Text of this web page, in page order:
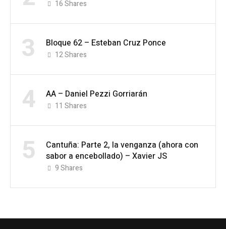
16Shares
3 Bloque 62 – Esteban Cruz Ponce
12Shares
4 AA – Daniel Pezzi Gorriarán
11 Shares
5
Cantuña: Parte 2, la venganza (ahora con
sabor a encebollado) – Xavier JS
9Shares